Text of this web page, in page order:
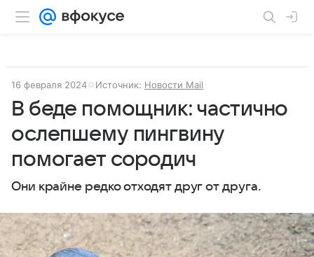
16 февраля 2024 Источник: Новости Mail
В беде помощник: частично
ослепшему пингвину
помогает сородич
Они крайне редко отходят друг от друга.